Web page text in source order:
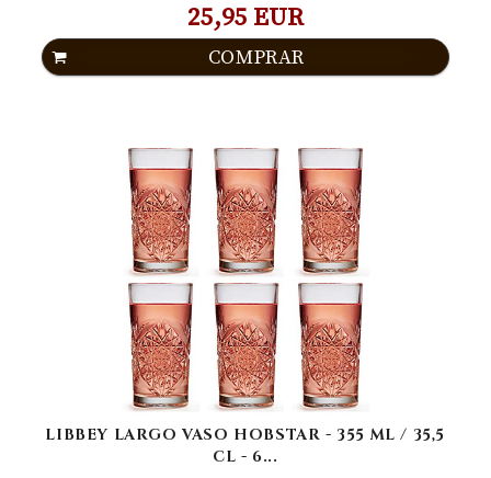
25,95 EUR
COMPRAR
LIBBEY LARGO VASO HOBSTAR - 355 ML / 35,5
CL - 6...